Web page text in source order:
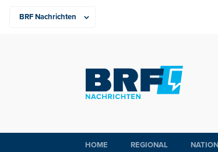
HOME REGIONAL